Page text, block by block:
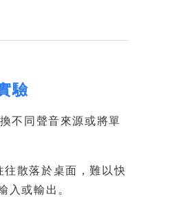
驗
不同聲音來源或將單
散落於桌面，難以快
或輸出。